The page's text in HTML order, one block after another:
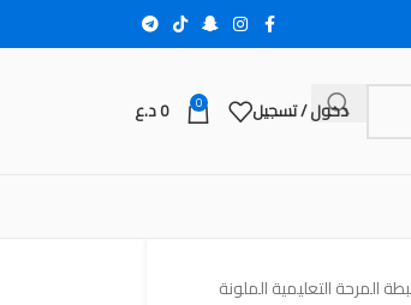
دخول / تسجيل 0
0د.ع
المرحة التعليمية الملونة